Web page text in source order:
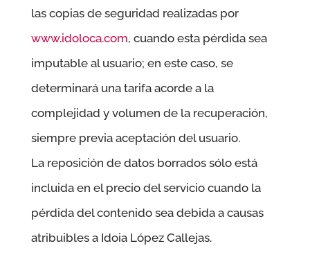
las copias de seguridad realizadas por
www.idoloca.com, cuando esta pérdida sea
imputable al usuario; en este caso, se
determinará una tarifa acorde a la
complejidad y volumen de la recuperación,
siempre previa aceptación del usuario.
La reposición de datos borrados sólo está
incluida en el precio del servicio cuando la
pérdida del contenido sea debida a causas
atribuibles a Idoia López Callejas.